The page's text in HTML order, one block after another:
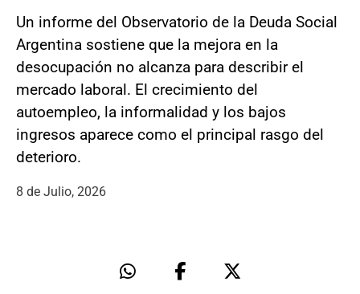
Un informe del Observatorio de la Deuda Social
Argentina sostiene que la mejora en la
desocupación no alcanza para describir el
mercado laboral. El crecimiento del
autoempleo, la informalidad y los bajos
ingresos aparece como el principal rasgo del
deterioro.
8 de Julio, 2026